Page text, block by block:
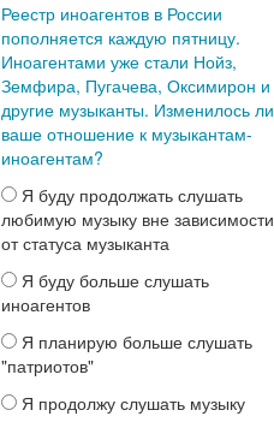
Реестр иноагентов в России
пополняется каждую пятницу.
Иноагентами уже стали Нойз,
Земфира, Пугачева, Оксимирон и
другие музыканты. Изменилось ли
ваше отношение к музыкантам-
иноагентам?
Я буду продолжать слушать
любимую музыку вне зависимости
от статуса музыканта
Я буду больше слушать
иноагентов
Я планирую больше слушать
"патриотов"
Я продолжу слушать музыку